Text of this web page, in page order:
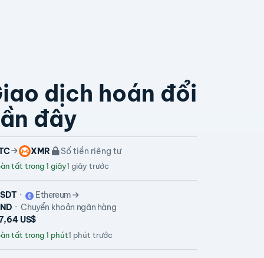
dịch hoán đổi
đây
XMR Số tiền riêng tư
tất trong 1 giây1 giây trước
Ethereum
Chuyển khoản ngân hàng
US$
tất trong 1 phút1 phút trước